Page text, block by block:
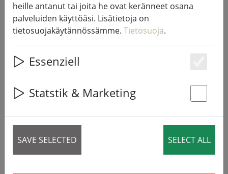
Sirius Tech-Line satuolennot
aloitussarja 45 LED lämpimän
valkoinen 4,5 m ulkona 230V
musta
heille antanut tai joita he ovat keränneet osana
palveluiden käyttöäsi. Lisätietoja on
tietosuojakäytännössämme. Tietosuoja.
Essenziell
Statstik & Marketing
SAVE SELECTED SELECT ALL